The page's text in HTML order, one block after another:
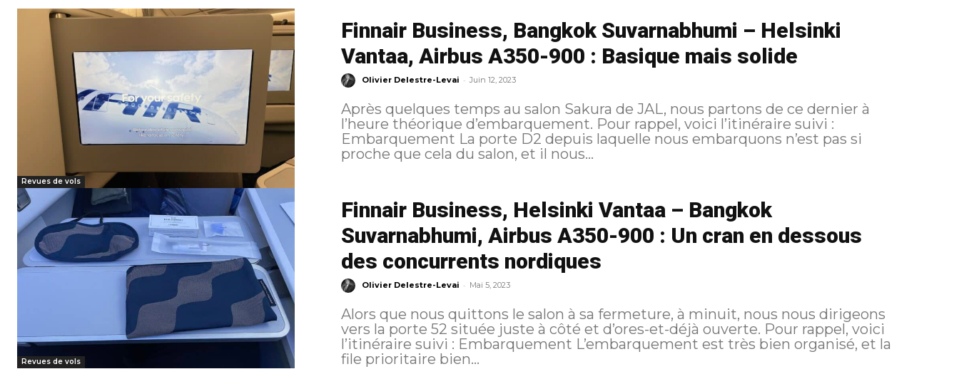
Revues de vols
Finnair Business, Bangkok Suvarnabhumi – Helsinki
Vantaa, Airbus A350-900 : Basique mais solide
Olivier Delestre-Levai - Juin 12, 2023
Après quelques temps au salon Sakura de JAL, nous partons de ce dernier à
l’heure théorique d’embarquement. Pour rappel, voici l’itinéraire suivi :
Embarquement La porte D2 depuis laquelle nous embarquons n’est pas si
proche que cela du salon, et il nous...
Revues de vols
Finnair Business, Helsinki Vantaa – Bangkok
Suvarnabhumi, Airbus A350-900 : Un cran en dessous
des concurrents nordiques
Olivier Delestre-Levai - Mai 5, 2023
Alors que nous quittons le salon à sa fermeture, à minuit, nous nous dirigeons
vers la porte 52 située juste à côté et d’ores-et-déjà ouverte. Pour rappel, voici
l’itinéraire suivi : Embarquement L’embarquement est très bien organisé, et la
file prioritaire bien...